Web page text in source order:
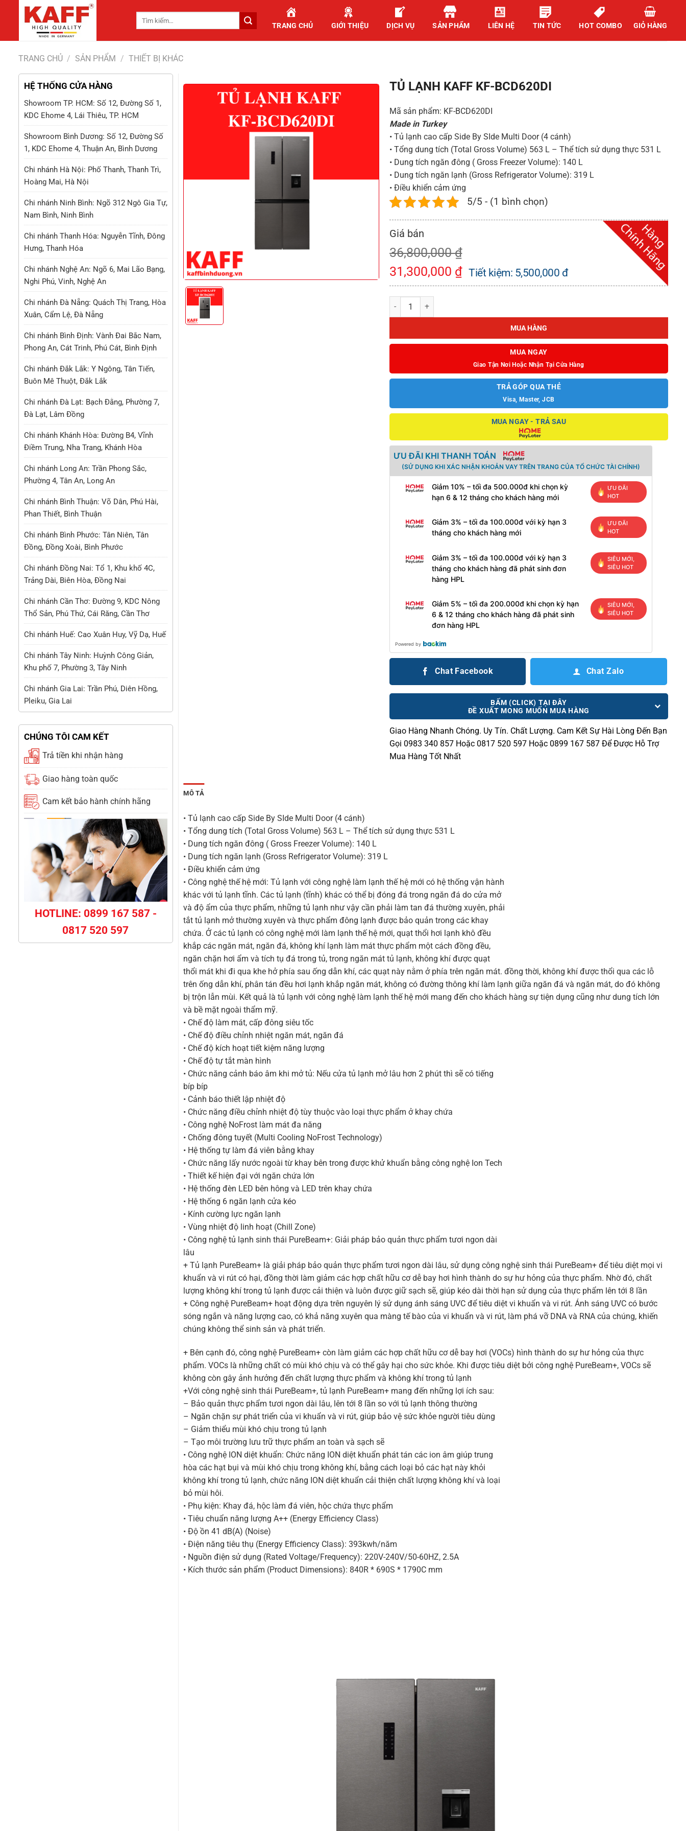
Chuyển
dung
TRANG CHỦ GIỚI THIỆU DỊCH VỤ SẢN PHẨM LIÊN HỆ TIN TỨC HOT COMBO GIỎ HÀNG
TRANG CHỦ / SẢN PHẨM / THIẾT BỊ KHÁC
HỆ THỐNG CỬA HÀNG
Showroom TP. HCM: Số 12, Đường Số 1,
KDC Ehome 4, Lái Thiêu, TP. HCM
Showroom Bình Dương: Số 12, Đường Số
1, KDC Ehome 4, Thuận An, Bình Dương
Chi nhánh Hà Nội: Phố Thanh, Thanh Trì,
Hoàng Mai, Hà Nội
Chi nhánh Ninh Bình: Ngõ 312 Ngô Gia Tự,
Nam Bình, Ninh Bình
Chi nhánh Thanh Hóa: Nguyễn Tĩnh, Đông
Hưng, Thanh Hóa
Chi nhánh Nghệ An: Ngõ 6, Mai Lão Bạng,
Nghi Phú, Vinh, Nghệ An
Chi nhánh Đà Nẵng: Quách Thị Trang, Hòa
Xuân, Cẩm Lệ, Đà Nẵng
Chi nhánh Bình Định: Vành Đai Bắc Nam,
Phong An, Cát Trinh, Phú Cát, Bình Định
Chi nhánh Đắk Lắk: Y Ngông, Tân Tiến,
Buôn Mê Thuột, Đắk Lắk
Chi nhánh Đà Lạt: Bạch Đằng, Phường 7,
Đà Lạt, Lâm Đồng
Chi nhánh Khánh Hòa: Đường B4, Vĩnh
Điềm Trung, Nha Trang, Khánh Hòa
Chi nhánh Long An: Trần Phong Sắc,
Phường 4, Tân An, Long An
Chi nhánh Bình Thuận: Võ Dân, Phú Hài,
Phan Thiết, Bình Thuận
Chi nhánh Bình Phước: Tân Niên, Tân
Đồng, Đồng Xoài, Bình Phước
Chi nhánh Đồng Nai: Tổ 1, Khu khố 4C,
Trảng Dài, Biên Hòa, Đồng Nai
Chi nhánh Cần Thơ: Đường 9, KDC Nông
Thổ Sản, Phú Thứ, Cái Răng, Cần Thơ
Chi nhánh Huế: Cao Xuân Huy, Vỹ Dạ, Huế
Chi nhánh Tây Ninh: Huỳnh Công Giản,
Khu phố 7, Phường 3, Tây Ninh
Chi nhánh Gia Lai: Trần Phú, Diên Hồng,
Pleiku, Gia Lai
CHÚNG TÔI CAM KẾT
Trả tiền khi nhận hàng
Giao hàng toàn quốc
Cam kết bảo hành chính hãng
HOTLINE: 0899 167 587 -
0817 520 597
TỦ LẠNH KAFF KF-BCD620DI
Mã sản phẩm: KF-BCD620DI
Made in Turkey
• Tủ lạnh cao cấp Side By SIde Multi Door (4 cánh)
• Tổng dung tích (Total Gross Volume) 563 L – Thể tích sử dụng thực 531 L
• Dung tích ngăn đông ( Gross Freezer Volume): 140 L
• Dung tích ngăn lạnh (Gross Refrigerator Volume): 319 L
• Điều khiển cảm ứng
5/5 - (1 bình chọn)
36,800,000₫
31,300,000 ₫ Tiết kiệm: 5,500,000 đ
TỦ LẠNH KAFF KF-BCD620DI số lượng
MUA HÀNG
MUA NGAY
Giao Tận Nơi Hoặc Nhận Tại Cửa Hàng
TRẢ GÓP QUA THẺ
Visa, Master, JCB
MUA NGAY - TRẢ SAU
ƯU ĐÃI KHI THANH TOÁN
(SỬ DỤNG KHI XÁC NHẬN KHOẢN VAY TRÊN TRANG CỦA TỔ CHỨC TÀI CHÍNH)
Giảm 10% – tối đa 500.000đ khi chọn kỳ
hạn 6 & 12 tháng cho khách hàng mới
ƯU ĐÃI
HOT
Giảm 3% – tối đa 100.000đ với kỳ hạn 3
tháng cho khách hàng mới
ƯU ĐÃI
HOT
Giảm 3% – tối đa 100.000đ với kỳ hạn 3
tháng cho khách hàng đã phát sinh đơn
hàng HPL
SIÊU MỚI,
SIÊU HOT
Giảm 5% – tối đa 200.000đ khi chọn kỳ hạn
6 & 12 tháng cho khách hàng đã phát sinh
đơn hàng HPL
SIÊU MỚI,
SIÊU HOT
Powered by
Chat Facebook Chat Zalo
BẤM (CLICK) TẠI ĐÂY
ĐỀ XUẤT MONG MUỐN MUA HÀNG
Giao Hàng Nhanh Chóng. Uy Tín. Chất Lượng. Cam Kết Sự Hài Lòng Đến Bạn
Gọi 0983 340 857 Hoặc 0817 520 597 Hoặc 0899 167 587 Để Được Hỗ Trợ
Mua Hàng Tốt Nhất
MÔ TẢ
• Tủ lạnh cao cấp Side By SIde Multi Door (4 cánh)
• Tổng dung tích (Total Gross Volume) 563 L – Thể tích sử dụng thực 531 L
• Dung tích ngăn đông ( Gross Freezer Volume): 140 L
• Dung tích ngăn lạnh (Gross Refrigerator Volume): 319 L
• Điều khiển cảm ứng
• Công nghệ thế hệ mới: Tủ lạnh với công nghệ làm lạnh thế hệ mới có hệ thống vận hành
khác với tủ lạnh tĩnh. Các tủ lạnh (tĩnh) khác có thể bị đóng đá trong ngăn đá do cửa mở
và độ ẩm của thực phẩm, những tủ lạnh như vậy cần phải làm tan đá thường xuyên, phải
tắt tủ lạnh mở thường xuyên và thực phẩm đông lạnh được bảo quản trong các khay
chứa. Ở các tủ lạnh có công nghệ mới làm lạnh thế hệ mới, quạt thổi hơi lạnh khô đều
khắp các ngăn mát, ngăn đá, không khí lạnh làm mát thực phẩm một cách đồng đều,
ngăn chặn hơi ẩm và tích tụ đá trong tủ, trong ngăn mát tủ lạnh, không khí được quạt
thổi mát khi đi qua khe hở phía sau ống dẫn khí, các quạt này nằm ở phía trên ngăn mát. đồng thời, không khí được thổi qua các lỗ
trên ống dẫn khí, phân tán đều hơi lạnh khắp ngăn mát, không có đường thông khí làm lạnh giữa ngăn đá và ngăn mát, do đó không
bị trộn lẫn mùi. Kết quả là tủ lạnh với công nghệ làm lạnh thế hệ mới mang đến cho khách hàng sự tiện dụng cũng như dung tích lớn
và bề mặt ngoài thẩm mỹ.
• Chế độ làm mát, cấp đông siêu tốc
• Chế độ điều chỉnh nhiệt ngăn mát, ngăn đá
• Chế độ kích hoạt tiết kiệm năng lượng
• Chế độ tự tắt màn hình
• Chức năng cảnh báo âm khi mở tủ: Nếu cửa tủ lạnh mở lâu hơn 2 phút thì sẽ có tiếng
bíp bíp
• Cảnh báo thiết lập nhiệt độ
• Chức năng điều chỉnh nhiệt độ tùy thuộc vào loại thực phẩm ở khay chứa
• Công nghệ NoFrost làm mát đa năng
• Chống đông tuyết (Multi Cooling NoFrost Technology)
• Hệ thống tự làm đá viên bằng khay
• Chức năng lấy nước ngoài từ khay bên trong được khử khuẩn bằng công nghệ Ion Tech
• Thiết kế hiện đại với ngăn chứa lớn
• Hệ thống đèn LED bên hông và LED trên khay chứa
• Hệ thống 6 ngăn lạnh cửa kéo
• Kính cường lực ngăn lạnh
• Vùng nhiệt độ linh hoạt (Chill Zone)
• Công nghệ tủ lạnh sinh thái PureBeam+: Giải pháp bảo quản thực phẩm tươi ngon dài
lâu
+ Tủ lạnh PureBeam+ là giải pháp bảo quản thực phẩm tươi ngon dài lâu, sử dụng công nghệ sinh thái PureBeam+ để tiêu diệt mọi vi
khuẩn và vi rút có hại, đồng thời làm giảm các hợp chất hữu cơ dễ bay hơi hình thành do sự hư hỏng của thực phẩm. Nhờ đó, chất
lượng không khí trong tủ lạnh được cải thiện và luôn được giữ sạch sẽ, giúp kéo dài thời hạn sử dụng của thực phẩm lên tới 8 lần
+ Công nghệ PureBeam+ hoạt động dựa trên nguyên lý sử dụng ánh sáng UVC để tiêu diệt vi khuẩn và vi rút. Ánh sáng UVC có bước
sóng ngắn và năng lượng cao, có khả năng xuyên qua màng tế bào của vi khuẩn và vi rút, làm phá vỡ DNA và RNA của chúng, khiến
chúng không thể sinh sản và phát triển.
+ Bên cạnh đó, công nghệ PureBeam+ còn làm giảm các hợp chất hữu cơ dễ bay hơi (VOCs) hình thành do sự hư hỏng của thực
phẩm. VOCs là những chất có mùi khó chịu và có thể gây hại cho sức khỏe. Khi được tiêu diệt bởi công nghệ PureBeam+, VOCs sẽ
không còn gây ảnh hưởng đến chất lượng thực phẩm và không khí trong tủ lạnh
+Với công nghệ sinh thái PureBeam+, tủ lạnh PureBeam+ mang đến những lợi ích sau:
– Bảo quản thực phẩm tươi ngon dài lâu, lên tới 8 lần so với tủ lạnh thông thường
– Ngăn chặn sự phát triển của vi khuẩn và vi rút, giúp bảo vệ sức khỏe người tiêu dùng
– Giảm thiểu mùi khó chịu trong tủ lạnh
– Tạo môi trường lưu trữ thực phẩm an toàn và sạch sẽ
• Công nghệ ION diệt khuẩn: Chức năng ION diệt khuẩn phát tán các ion âm giúp trung
hòa các hạt bụi và mùi khó chịu trong không khí, bằng cách loại bỏ các hạt này khỏi
không khí trong tủ lạnh, chức năng ION diệt khuẩn cải thiện chất lượng không khí và loại
bỏ mùi hôi.
• Phụ kiện: Khay đá, hộc làm đá viên, hộc chứa thực phẩm
• Tiêu chuẩn năng lượng A++ (Energy Efficiency Class)
• Độ ồn 41 dB(A) (Noise)
• Điện năng tiêu thụ (Energy Efficiency Class): 393kwh/năm
• Nguồn điện sử dụng (Rated Voltage/Frequency): 220V-240V/50-60HZ, 2.5A
• Kích thước sản phẩm (Product Dimensions): 840R * 690S * 1790C mm